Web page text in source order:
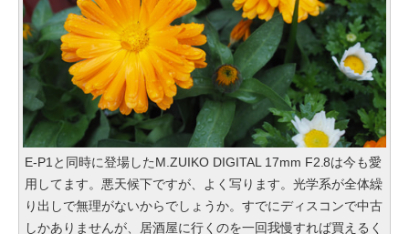
E-P1と同時に登場したM.ZUIKO DIGITAL 17mm F2.8は今も愛
用してます。悪天候下ですが、よく写ります。光学系が全体繰
り出しで無理がないからでしょうか。すでにディスコンで中古
しかありませんが、居酒屋に行くのを一回我慢すれば買えるく